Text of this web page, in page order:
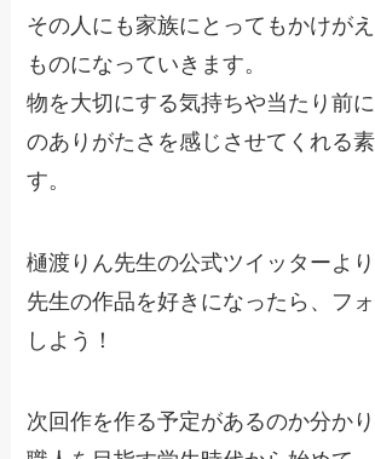
その人にも家族にとってもかけが
ものになっていきます。
物を大切にする気持ちや当たり前
のありがたさを感じさせてくれる
す。
樋渡りん先生の公式ツイッターより
先生の作品を好きになったら、フ
しよう！
次回作を作る予定があるのか分かり